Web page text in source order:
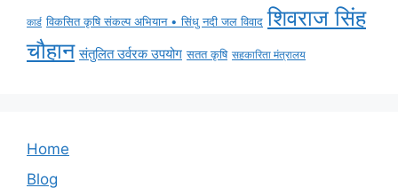
कार्ड विकसित कृषि संकल्प अभियान • सिंधु नदी जल विवाद शिवराज सिंह
चौहान संतुलित उर्वरक उपयोग सतत कृषि सहकारिता मंत्रालय
Home
Blog